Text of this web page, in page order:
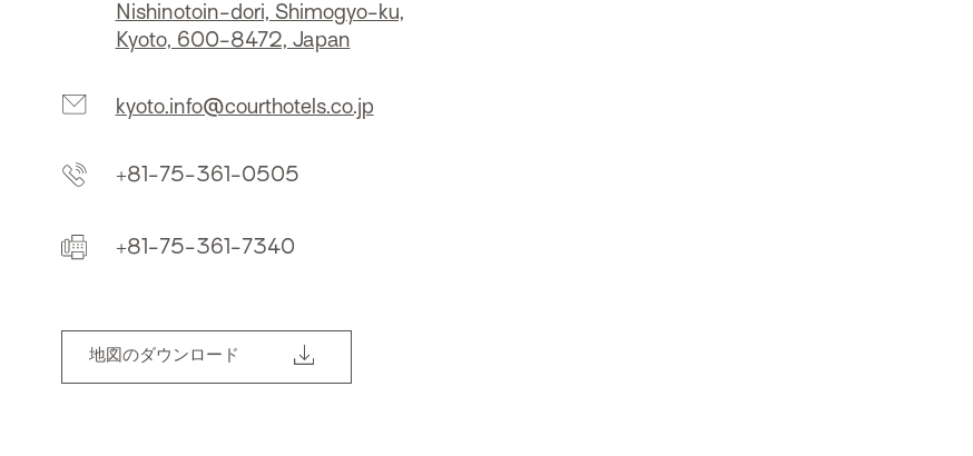
Nishinotoin-dori, Shimogyo-ku,
Kyoto, 600-8472, Japan
kyoto.info@courthotels.co.jp
+81-75-361-0505
+81-75-361-7340
地図のダウンロード